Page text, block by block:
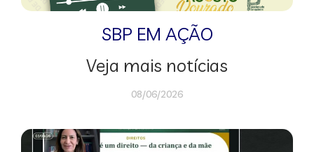
SBP EM AÇÃO
Veja mais notícias
08/06/2026